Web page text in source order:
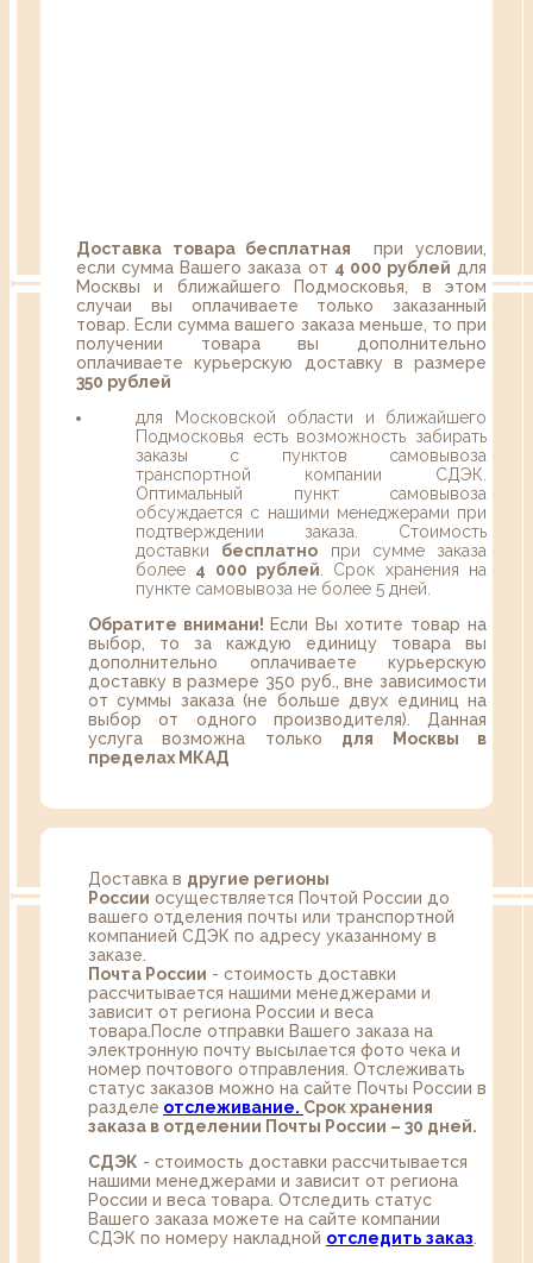
Доставка товара бесплатная при условии,
если сумма Вашего заказа от 4 000 рублей для
Москвы и ближайшего Подмосковья, в этом
случаи вы оплачиваете только заказанный
товар. Если сумма вашего заказа меньше, то при
получении товара вы дополнительно
оплачиваете курьерскую доставку в размере
350 рублей
для Московской области и ближайшего
Подмосковья есть возможность забирать
заказы с пунктов самовывоза
транспортной компании СДЭК.
Оптимальный пункт самовывоза
обсуждается с нашими менеджерами при
подтверждении заказа. Стоимость
доставки бесплатно при сумме заказа
более 4 000 рублей . Срок хранения на
пункте самовывоза не более 5 дней.
Обратите внимани! Если Вы хотите товар на
выбор, то за каждую единицу товара вы
дополнительно оплачиваете курьерскую
доставку в размере 350 руб., вне зависимости
от суммы заказа (не больше двух единиц на
выбор от одного производителя). Данная
услуга возможна только для Москвы в
пределах МКАД
Доставка в другие регионы
России осуществляется Почтой России до
вашего отделения почты или транспортной
компанией СДЭК по адресу указанному в
заказе.
Почта России - стоимость доставки
рассчитывается нашими менеджерами и
зависит от региона России и веса
товара.После отправки Вашего заказа на
электронную почту высылается фото чека и
номер почтового отправления. Отслеживать
статус заказов можно на сайте Почты России в
разделе oтслеживание. Срок хранения
заказа в отделении Почты России – 30 дней.
СДЭК - стоимость доставки рассчитывается
нашими менеджерами и зависит от региона
России и веса товара. Отследить статус
Вашего заказа можете на сайте компании
СДЭК по номеру накладной отследить заказ